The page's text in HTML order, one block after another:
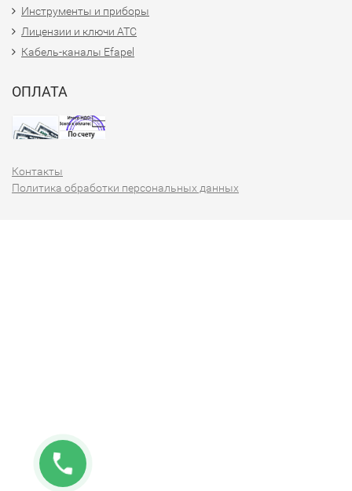
Инструменты и приборы
Лицензии и ключи АТС
Кабель-каналы Efapel
ОПЛАТА
Контакты
Политика обработки персональных данных